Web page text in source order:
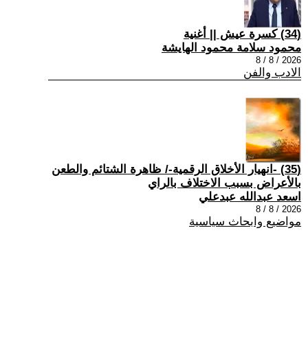
(34) كسرة عيش || أغنية
محمود سلامة محمود الهايشة
2026 / 8 / 8
الادب والفن
(35) -انهيار الأخلاق الرقمية-/ ظاهرة الشتائم والطعن
بالأعراض بسبب الاختلاف بالراي
اسعد عبدالله عبدعلي
2026 / 8 / 8
مواضيع وابحاث سياسية